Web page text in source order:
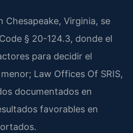
Chesapeake, Virginia, se
§ 20-124.3, donde el
para decidir el
Law Offices Of SRIS,
documentados en
favorables en